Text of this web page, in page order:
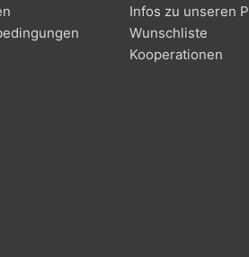
Infos zu unseren
Wunschliste
Kooperationen